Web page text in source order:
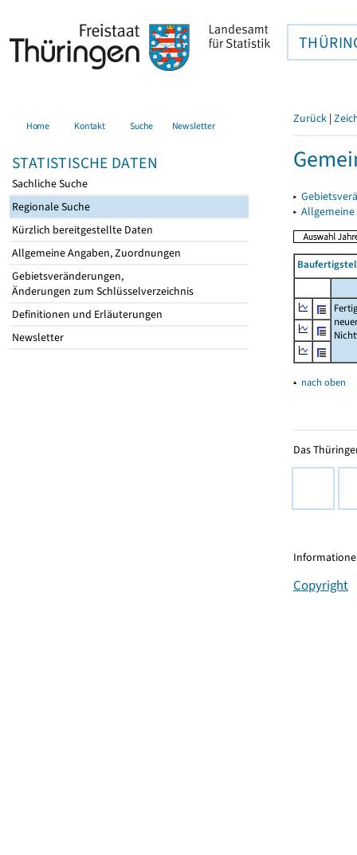
Home Kontakt Suche Newsletter
STATISTISCHE DATEN
Sachliche Suche
Regionale Suche
Kürzlich bereitgestellte Daten
Allgemeine Angaben, Zuordnungen
Gebietsveränderungen,
Änderungen zum Schlüsselverzeichnis
Definitionen und Erläuterungen
Newsletter
Zurück |
▸
▸
▴ nach oben
Das
Copyright